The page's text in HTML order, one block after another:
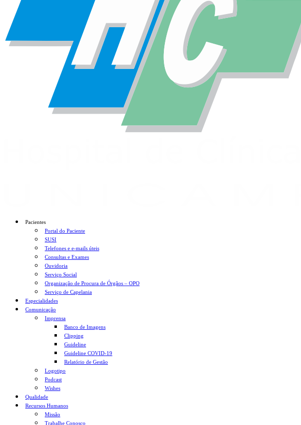
Pacientes
Portal do Paciente
SUSI
Telefones e e-mails úteis
Consultas e Exames
Ouvidoria
Serviço Social
Organização de Procura de Órgãos – OPO
Serviço de Capelania
Especialidades
Comunicação
Imprensa
Banco de Imagens
Clipping
Guideline
Guideline COVID-19
Relatório de Gestão
Logotipo
Podcast
Wishes
Qualidade
Recursos Humanos
Missão
Trabalhe Conosco